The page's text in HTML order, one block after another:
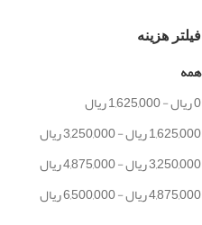
فیلتر هزینه
همه
0ریال-
1,625,000ریال
1,625,000ریال-
3,250,000ریال
3,250,000ریال-
4,875,000ریال
4,875,000ریال-
6,500,000ریال